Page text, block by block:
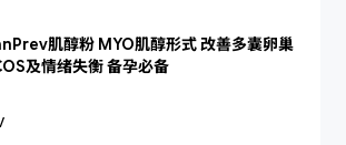
肌醇粉 MYO肌醇形式 改善多囊卵巢
及情绪失衡 备孕必备